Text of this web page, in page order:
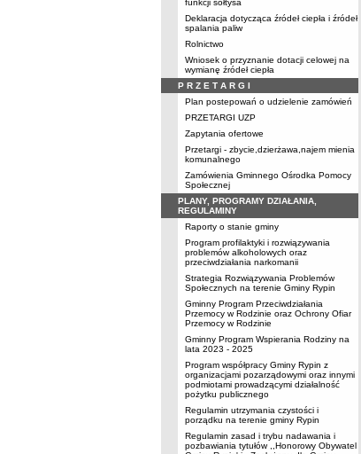
funkcji sołtysa
Deklaracja dotycząca źródeł ciepła i źródeł
spalania paliw
Rolnictwo
Wniosek o przyznanie dotacji celowej na
wymianę źródeł ciepła
P R Z E T A R G I
Plan postepowań o udzielenie zamówień
PRZETARGI UZP
Zapytania ofertowe
Przetargi - zbycie,dzierżawa,najem mienia
komunalnego
Zamówienia Gminnego Ośrodka Pomocy
Społecznej
PLANY, PROGRAMY DZIAŁANIA,
REGULAMINY
Raporty o stanie gminy
Program profilaktyki i rozwiązywania
problemów alkoholowych oraz
przeciwdziałania narkomanii
Strategia Rozwiązywania Problemów
Społecznych na terenie Gminy Rypin
Gminny Program Przeciwdziałania
Przemocy w Rodzinie oraz Ochrony Ofiar
Przemocy w Rodzinie
Gminny Program Wspierania Rodziny na
lata 2023 - 2025
Program współpracy Gminy Rypin z
organizacjami pozarządowymi oraz innymi
podmiotami prowadzącymi działalność
pożytku publicznego
Regulamin utrzymania czystości i
porządku na terenie gminy Rypin
Regulamin zasad i trybu nadawania i
pozbawiania tytułów ,,Honorowy Obywatel